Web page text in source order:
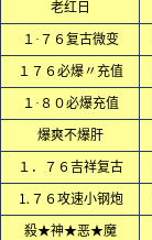
老红日
１·７６复古微变
１７６必爆〃充值
１·８０必爆充值
爆爽不爆肝
１．７６吉祥复古
⒈７６攻速小钢炮
殺★神★恶★魔